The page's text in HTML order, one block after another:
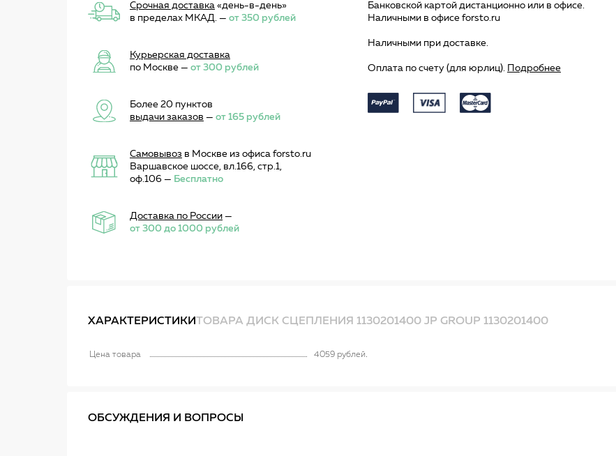
Срочная доставка «день-в-день»
в пределах МКАД. — от 350 рублей
Курьерская доставка
по Москве — от 300 рублей
Более 20 пунктов
выдачи заказов — от 165 рублей
Самовывоз в Москве из офиса forsto.ru
Варшавское шоссе, вл.166, стр.1,
оф.106 — Бесплатно
Доставка по России —
от 300 до 1000 рублей
Банковской картой дистанционно или в офисе.
Наличными в офисе forsto.ru
Наличными при доставке.
Оплата по счету (для юрлиц). Подробнее
ХАРАКТЕРИСТИКИТОВАРА ДИСК СЦЕПЛЕНИЯ 1130201400 JP GROUP 1130201400
Цена товара 4059 рублей
ОБСУЖДЕНИЯ И ВОПРОСЫ